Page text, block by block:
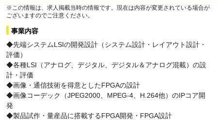
※この情報は、求人掲載当時の情報です。現在は内容が変更されている場合が
ございますのでご注意ください。
事業内容
◆先端システムLSIの開発設計（システム設計・レイアウト設計・
評価）
◆各種LSI（アナログ、デジタル、デジタル＆アナログ混載）の設
計・評価
◆画像・通信技術を得意としたFPGAの設計
◆画像コーデック（JPEG2000、MPEG-4、H.264他）のIPコア開
発
◆製品試作・量産品に搭載するFPGA開発・FPGA設計